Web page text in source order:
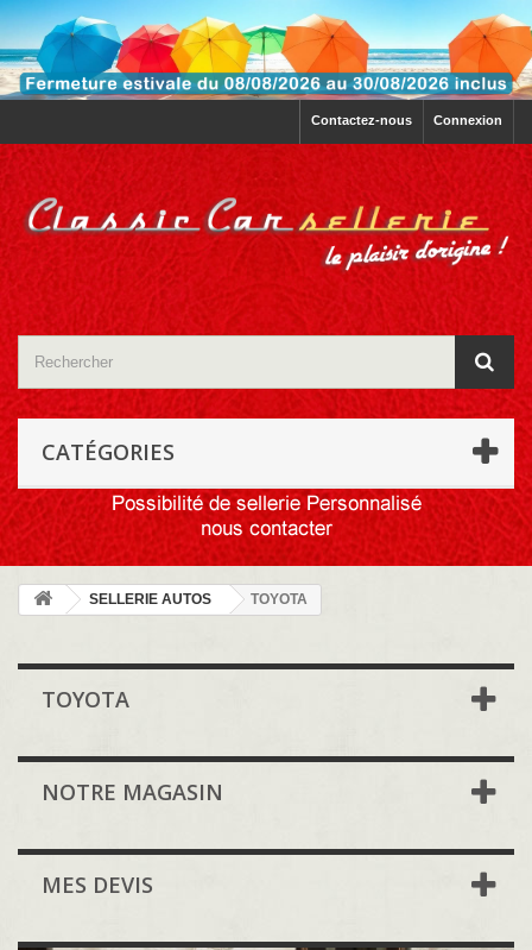
Connexion
Contactez-nous
CATÉGORIES
SELLERIE AUTOS TOYOTA
TOYOTA
NOTRE MAGASIN
MES DEVIS